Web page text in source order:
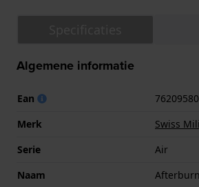
Algemene informatie
Ean
Merk
Swiss
Serie
Air
Naam